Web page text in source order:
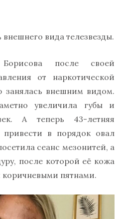
вида телезвезды.
после своей
от наркотической
занялась внешним видом.
увеличила губы и
А теперь 43-летняя
привести в порядок овал
сеанс мезонитей, а
после которой её кожа
пятнами.